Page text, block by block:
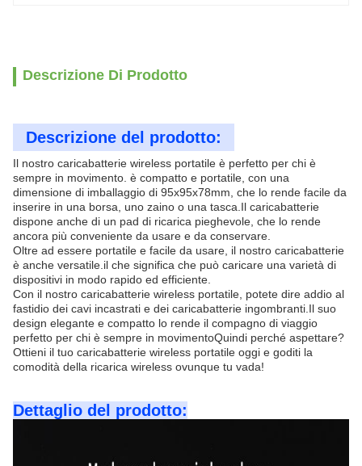
Descrizione Di Prodotto
Descrizione del prodotto:
Il nostro caricabatterie wireless portatile è perfetto per chi è
sempre in movimento. è compatto e portatile, con una
dimensione di imballaggio di 95x95x78mm, che lo rende facile da
inserire in una borsa, uno zaino o una tasca.Il caricabatterie
dispone anche di un pad di ricarica pieghevole, che lo rende
ancora più conveniente da usare e da conservare.
Oltre ad essere portatile e facile da usare, il nostro caricabatterie
è anche versatile.il che significa che può caricare una varietà di
dispositivi in modo rapido ed efficiente.
Con il nostro caricabatterie wireless portatile, potete dire addio al
fastidio dei cavi incastrati e dei caricabatterie ingombranti.Il suo
design elegante e compatto lo rende il compagno di viaggio
perfetto per chi è sempre in movimentoQuindi perché aspettare?
Ottieni il tuo caricabatterie wireless portatile oggi e goditi la
comodità della ricarica wireless ovunque tu vada!
Dettaglio del prodotto: